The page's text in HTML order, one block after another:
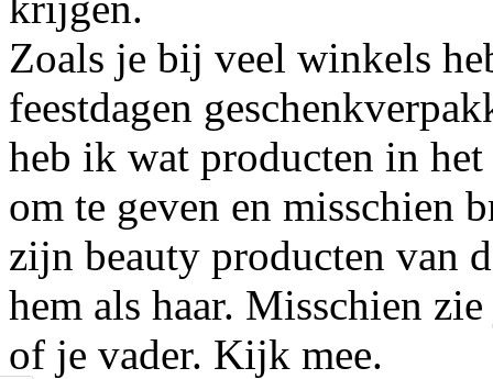
Zoals je bij veel winkels
feestdagen
heb ik wat producten in
om te geven en misschien
zijn beauty producten van
hem als haar. Misschien
of je vader. Kijk mee.